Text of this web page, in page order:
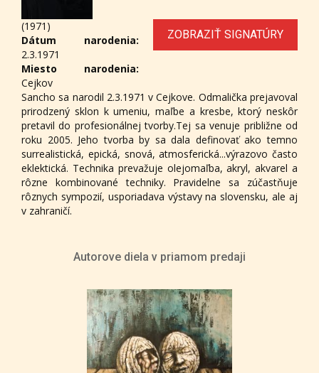
ZOBRAZIŤ SIGNATÚRY
(1971)
Dátum narodenia:
2.3.1971
Miesto narodenia:
Cejkov
Sancho sa narodil 2.3.1971 v Cejkove. Odmalička prejavoval
prirodzený sklon k umeniu, maľbe a kresbe, ktorý neskôr
pretavil do profesionálnej tvorby.Tej sa venuje približne od
roku 2005. Jeho tvorba by sa dala definovať ako temno
surrealistická, epická, snová, atmosferická...výrazovo často
eklektická. Technika prevažuje olejomaľba, akryl, akvarel a
rôzne kombinované techniky. Pravidelne sa zúčastňuje
rôznych sympozií, usporiadava výstavy na slovensku, ale aj
v zahraničí.
Autorove diela v priamom predaji